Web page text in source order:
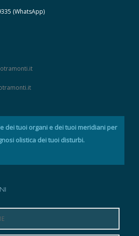
(WhatsApp)
dei tuoi organi e dei tuoi meridiani per
olistica dei tuoi disturbi.